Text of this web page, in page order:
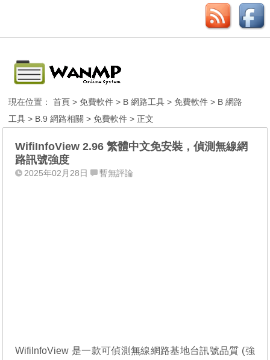
現在位置：首頁 >免費軟件 > B 網路工具 >免費軟件 > B 網路
工具 > B.9 網路相關 >免費軟件 > 正文
WifiInfoView 2.96 繁體中文免安裝，偵測無線網
路訊號強度
2025年02月28日 暫無評論
WifiInfoView 是一款可偵測無線網路基地台訊號品質 (強